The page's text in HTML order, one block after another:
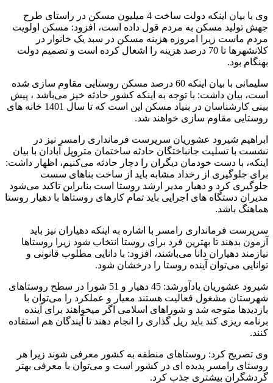
وی با بیان اینکه دولت ساخت 4 میلیون مسکن در راستای طرح
جهش تولید مسکن به مردم قول داده است، افزود: مسکن اولویت
مردم ماست زیرا امروزه هزینه مسکن در سبد یک خانوار در
کلانشهرها تا 70 درصد هزینه را اشغال کرده است و تصمیم دولت
بهنگام بود.
سلیمانی با بیان اینکه 60 درصد مسکن روستایی مقاوم سازی شده
است، بیان داشت: با توجه به اینکه کشور حادثه خیز می‌باشد ، پیش
بینی کارشناسان در بنیاد مسکن این است که تا سال 1401 خانه های
روستایی مقاوم سازی خواهند شد.
ابراهیم شیرود عشوریان سرپرست فرمانداری رامسر نیز در
نشست با تسلیت جانباختگان حادثه ساختمان متروپل آبادان با بیان
اینکه، با دست خودمان دیگران را دچار حادثه می‌کنیم، اظهار داشت:
برای جلوگیری از رخداد مشابه باید از ساخت بناهای سست
جلوگیری کرد و دهیار مدیر ارشد روستا است بنابراین تاکید می‌شود
مدیران دستگاه های اجرایی باید تمام کارهای روستاها با دهیار روستا
هماهنگ باشد.
سرپرست فرمانداری رامسر با اشاره به اینکه دهیاران نیز باید
آزمون بدهند تا بهترین فرد برای روستا انتخاب شود زیرا روستاها
نیازمند دهیاران دانا می‌باشند، افزود: با دانایی مطلوب قانونی و
توانایی می‌توان آینده روستا را درخشان شود.
شیرود عشوریان یادآورشد: 45 دهیار و 51 شورا در سطح روستاهای
شهرستان مشغول فعالیت هستند معیار و عملکرد را می‌توان با
بازدیدها متوجه شد و شوراهای اسلامی اگر میخواهند برای آینده
برنامه ریزی کند باید ریل گذاری را انجام دهند تا آیندگان هم استفاده
کنند.
وی تصریح کرد: روستاهای منطقه به کشور معرفی شوند زیرا هر
روستای رامسر پدیده ای در کشور است و می‌توان با معرفی بهتر
گردشگران بیشتری جذب کرد.